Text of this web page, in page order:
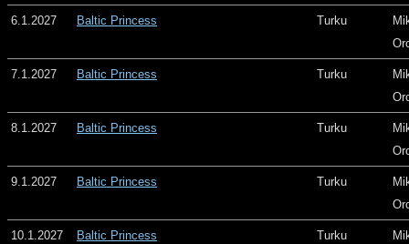
6.1.2027 Baltic Princess Turku
7.1.2027 Baltic Princess Turku
8.1.2027 Baltic Princess Turku
9.1.2027 Baltic Princess Turku
10.1.2027 Baltic Princess Turku